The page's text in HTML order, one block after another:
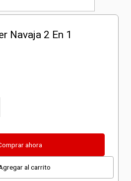
Navaja 2 En 1
ahora
al carrito